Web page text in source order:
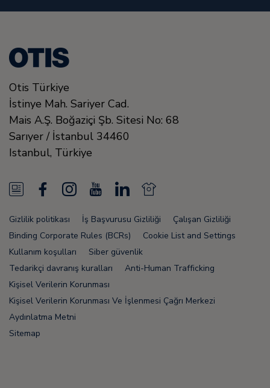
Otis Türkiye
İstinye Mah. Sariyer Cad.
Mais A.Ş. Boğaziçi Şb. Sitesi No: 68
Sarıyer / İstanbul 34460
Istanbul, Türkiye
N
e
w
s
F
e
e
d
a
c
e
b
o
o
I
n
s
a
g
u
T
u
b
L
n
k
e
d
N
e
w
F
e
Gizlilik politikası İş Başvurusu Gizliliği
Çalışan Gizliliği
Binding Corporate Rules (BCRs)
Cookie List and Settings
Kullanım koşulları
Siber güvenlik
Tedarikçi davranış kuralları
Anti-Human Trafficking
Kişisel Verilerin Korunması
Kişisel Verilerin Korunması Ve İşlenmesi Çağrı Merkezi
Aydınlatma Metni
Sitemap